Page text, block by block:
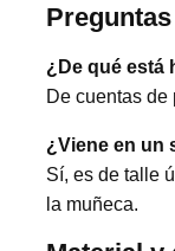
¿De qué está
De cuentas de
¿Viene en un
Sí, es de talle
la muñeca.